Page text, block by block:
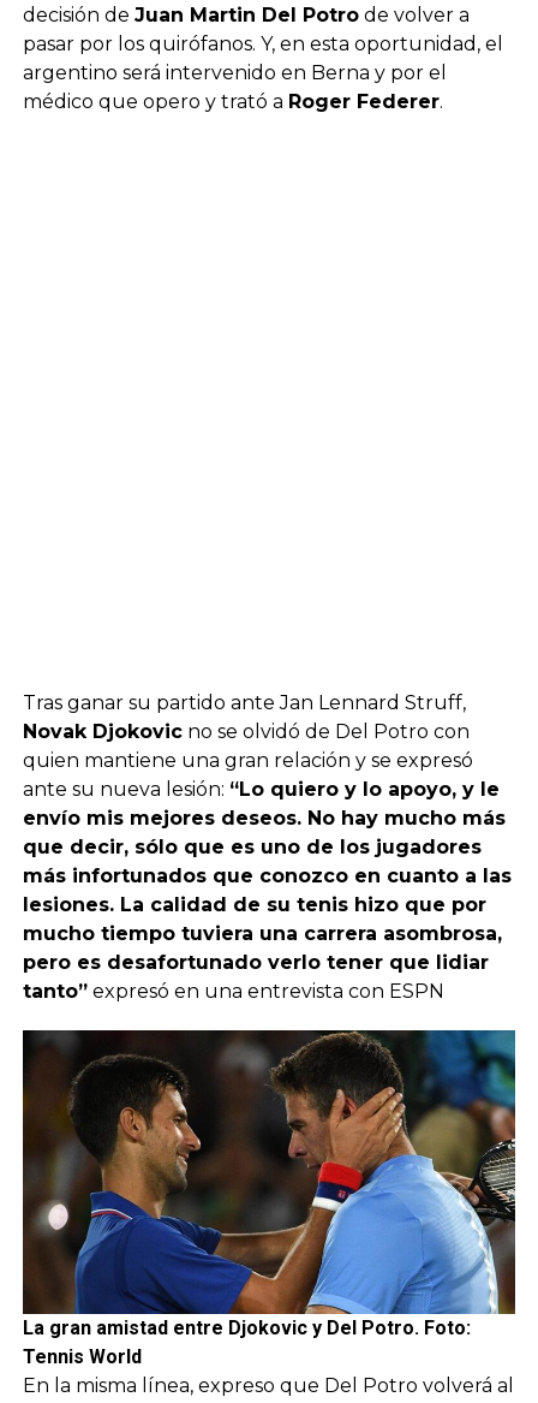
decisión de Juan Martin Del Potrode volver a
pasar por los quirófanos. Y, en esta oportunidad, el
argentino será intervenido en Berna y por el
médico que opero y trató a Roger Federer.
Tras ganar su partido ante Jan Lennard Struff,
Novak Djokovicno se olvidó de Del Potro con
quien mantiene una gran relación y se expresó
ante su nueva lesión: “Lo quiero y lo apoyo, y le
envío mis mejores deseos. No hay mucho más
que decir, sólo que es uno de los jugadores
más infortunados que conozco en cuanto a las
lesiones. La calidad de su tenis hizo que por
mucho tiempo tuviera una carrera asombrosa,
pero es desafortunado verlo tener que lidiar
tanto”expresó en una entrevista con ESPN
La gran amistad entre Djokovic y Del Potro. Foto:
Tennis World
En la misma línea, expreso que Del Potro volverá al